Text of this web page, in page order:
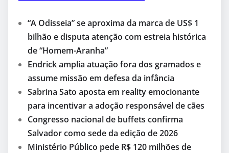
“A Odisseia” se aproxima da marca de US$ 1
bilhão e disputa atenção com estreia histórica
de “Homem-Aranha”
Endrick amplia atuação fora dos gramados e
assume missão em defesa da infância
Sabrina Sato aposta em reality emocionante
para incentivar a adoção responsável de cães
Congresso nacional de buffets confirma
Salvador como sede da edição de 2026
Ministério Público pede R$ 120 milhões de